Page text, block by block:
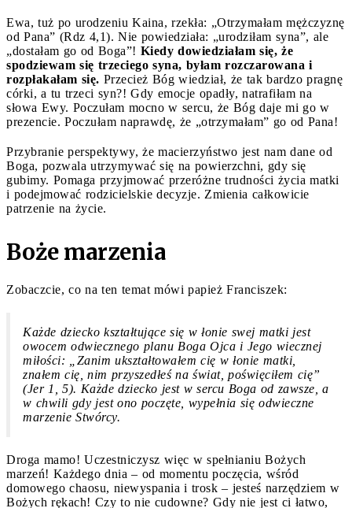
Ewa, tuż po urodzeniu Kaina, rzekła: „Otrzymałam mężczyznę
od Pana” (Rdz 4,1). Nie powiedziała: „urodziłam syna”, ale
„dostałam go od Boga”! Kiedy dowiedziałam się, że
spodziewam się trzeciego syna, byłam rozczarowana i
rozpłakałam się. Przecież Bóg wiedział, że tak bardzo pragnę
córki, a tu trzeci syn?! Gdy emocje opadły, natrafiłam na
słowa Ewy. Poczułam mocno w sercu, że Bóg daje mi go w
prezencie. Poczułam naprawdę, że „otrzymałam” go od Pana!
Przybranie perspektywy, że macierzyństwo jest nam dane od
Boga, pozwala utrzymywać się na powierzchni, gdy się
gubimy. Pomaga przyjmować przeróżne trudności życia matki
i podejmować rodzicielskie decyzje. Zmienia całkowicie
patrzenie na życie.
Boże marzenia
Zobaczcie, co na ten temat mówi papież Franciszek:
Każde dziecko kształtujące się w łonie swej matki jest
owocem odwiecznego planu Boga Ojca i Jego wiecznej
miłości: „Zanim ukształtowałem cię w łonie matki,
znałem cię, nim przyszedłeś na świat, poświęciłem cię”
(Jer 1, 5). Każde dziecko jest w sercu Boga od zawsze, a
w chwili gdy jest ono poczęte, wypełnia się odwieczne
marzenie Stwórcy.
Droga mamo! Uczestniczysz więc w spełnianiu Bożych
marzeń! Każdego dnia – od momentu poczęcia, wśród
domowego chaosu, niewyspania i trosk – jesteś narzędziem w
Bożych rękach! Czy to nie cudowne? Gdy nie jest ci łatwo,